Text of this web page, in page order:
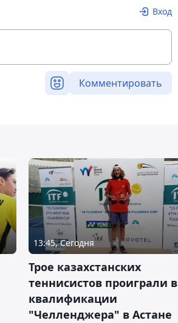
Вход
Комментировать
13:45, Сегодня
Трое казахстанских
теннисистов проиграли в
квалификации
"Челленджера" в Астане